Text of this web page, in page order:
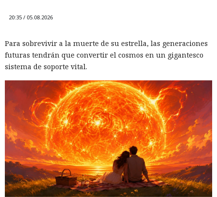
Una prohibición formal no siempre implica una salida real
Cámara de Representantes de EE. UU. mostró que China
Mobile, China Telecom y China Unicom conservaron equipo,
espacios en centros de datos y enlaces de red en el país tras
las restricciones de la Comisión Federal de Comunicaciones.
Entre 2019 y 2022 el regulador negó a China Mobile la
autorización para servicios internacionales y revocó las
licencias de las filiales estadounidenses de China Telecom y
China Unicom. Sin embargo, las decisiones no obligaban a
las empresas a desmontar equipos, abandonar centros de
20:35 / 05.08.2026
Para sobrevivir a la muerte de su estrella, las generaciones
futuras tendrán que convertir el cosmos en un gigantesco
sistema de soporte vital.